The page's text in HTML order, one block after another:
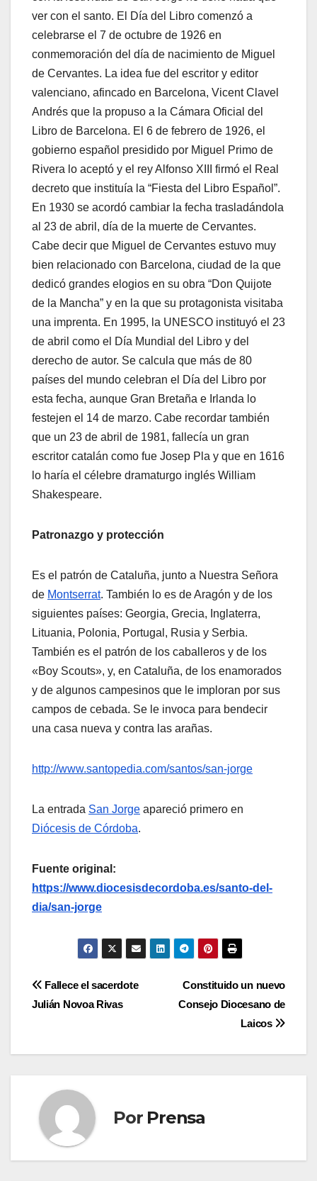
ver con el santo. El Día del Libro comenzó a
celebrarse el 7 de octubre de 1926 en
conmemoración del día de nacimiento de Miguel
de Cervantes. La idea fue del escritor y editor
valenciano, afincado en Barcelona, Vicent Clavel
Andrés que la propuso a la Cámara Oficial del
Libro de Barcelona. El 6 de febrero de 1926, el
gobierno español presidido por Miguel Primo de
Rivera lo aceptó y el rey Alfonso XIII firmó el Real
decreto que instituía la “Fiesta del Libro Español”.
En 1930 se acordó cambiar la fecha trasladándola
al 23 de abril, día de la muerte de Cervantes.
Cabe decir que Miguel de Cervantes estuvo muy
bien relacionado con Barcelona, ciudad de la que
dedicó grandes elogios en su obra “Don Quijote
de la Mancha” y en la que su protagonista visitaba
una imprenta. En 1995, la UNESCO instituyó el 23
de abril como el Día Mundial del Libro y del
derecho de autor. Se calcula que más de 80
países del mundo celebran el Día del Libro por
esta fecha, aunque Gran Bretaña e Irlanda lo
festejen el 14 de marzo. Cabe recordar también
que un 23 de abril de 1981, fallecía un gran
escritor catalán como fue Josep Pla y que en 1616
lo haría el célebre dramaturgo inglés William
Shakespeare.
Patronazgo y protección
Es el patrón de Cataluña, junto a Nuestra Señora
de Montserrat. También lo es de Aragón y de los
siguientes países: Georgia, Grecia, Inglaterra,
Lituania, Polonia, Portugal, Rusia y Serbia.
También es el patrón de los caballeros y de los
«Boy Scouts», y, en Cataluña, de los enamorados
y de algunos campesinos que le imploran por sus
campos de cebada. Se le invoca para bendecir
una casa nueva y contra las arañas.
http://www.santopedia.com/santos/san-jorge
La entrada San Jorge apareció primero en
Diócesis de Córdoba.
Fuente original:
https://www.diocesisdecordoba.es/santo-del-
dia/san-jorge
Navegación
entradas
Constituido un nuevo
Consejo Diocesano de
Laicos
Fallece el sacerdote
Julián Novoa Rivas
Por Prensa